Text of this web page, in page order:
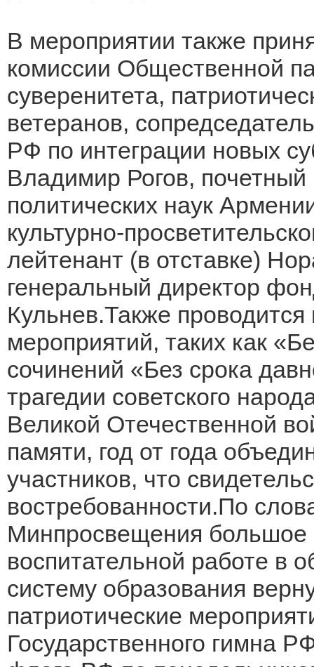
В мероприятии также
комиссии Общественной
суверенитета,
ветеранов,
РФ по интеграции новых
Владимир Рогов,
политических наук
культурно-
лейтенант (в отставке)
генеральный директор
Кульнев.Также
мероприятий, таких как
сочинений «Без срока
трагедии советского
Великой Отечественной
памяти, год от года
участников, что
востребованности.По
Минпросвещения большое
воспитательной работе в
систему образования
патриотические
Государственного гимна